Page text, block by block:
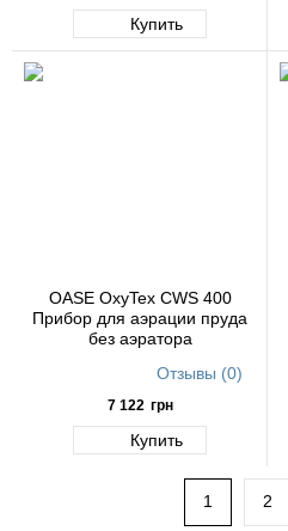
Купить
OASE OxyTex CWS 400
Прибор для аэрации пруда
без аэратора
Отзывы (0)
7 122 грн
Купить
1 2